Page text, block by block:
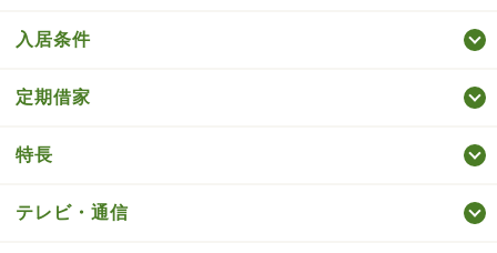
入居条件
定期借家
特長
テレビ・通信